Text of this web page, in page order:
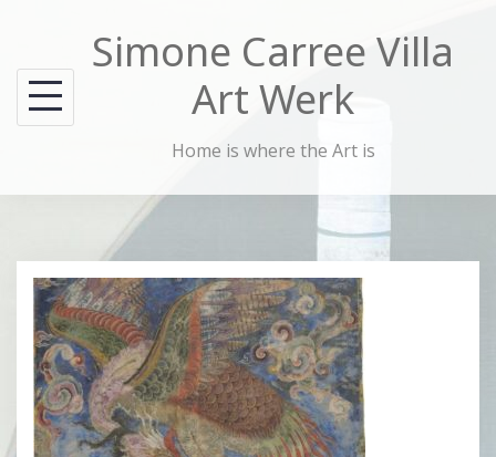
content
Simone Carree Villa
Art Werk
Home is where the Art is